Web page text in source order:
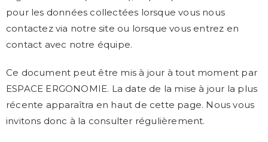
pour les données collectées lorsque vous nous
contactez via notre site ou lorsque vous entrez en
contact avec notre équipe.
Ce document peut être mis à jour à tout moment par
ESPACE ERGONOMIE. La date de la mise à jour la plus
récente apparaîtra en haut de cette page. Nous vous
invitons donc à la consulter régulièrement.